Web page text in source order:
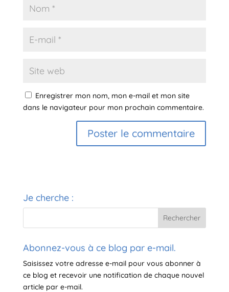
Enregistrer mon nom, mon e-mail et mon site
dans le navigateur pour mon prochain commentaire.
r
n
i
e
Je cherche :
Abonnez-vous à ce blog par e-mail.
Saisissez votre adresse e-mail pour vous abonner à
ce blog et recevoir une notification de chaque nouvel
article par e-mail.